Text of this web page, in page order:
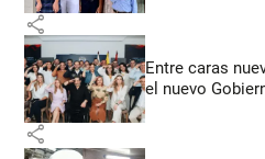
share
Entre caras
el nuevo
share